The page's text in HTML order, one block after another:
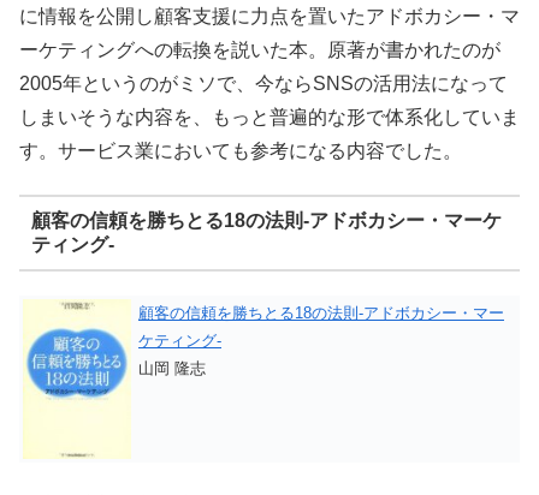
に情報を公開し顧客支援に力点を置いたアドボカシー・マ
ーケティングへの転換を説いた本。原著が書かれたのが
2005年というのがミソで、今ならSNSの活用法になって
しまいそうな内容を、もっと普遍的な形で体系化していま
す。サービス業においても参考になる内容でした。
顧客の信頼を勝ちとる18の法則-アドボカシー・マーケ
ティング-
顧客の信頼を勝ちとる18の法則-アドボカシー・マー
ケティング-
山岡 隆志